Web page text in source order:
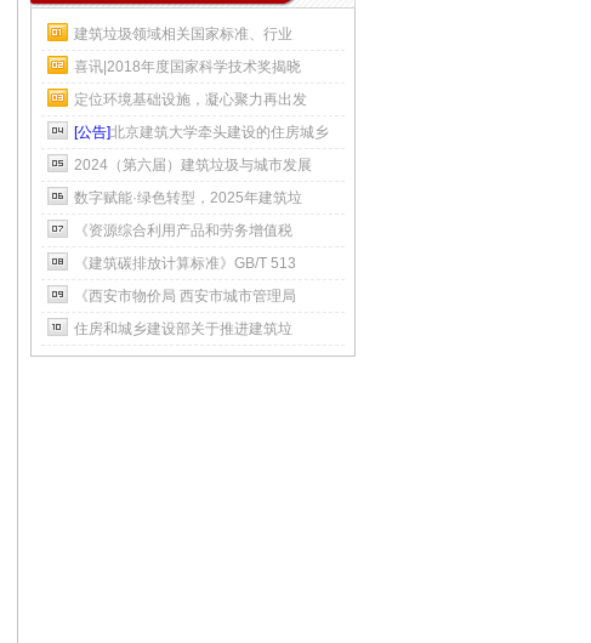
建筑垃圾领域相关国家标准、行业
喜讯|2018年度国家科学技术奖揭晓
定位环境基础设施，凝心聚力再出发
[公告]北京建筑大学牵头建设的住房城乡
2024（第六届）建筑垃圾与城市发展
数字赋能·绿色转型，2025年建筑垃
《资源综合利用产品和劳务增值税
《建筑碳排放计算标准》GB/T 513
《西安市物价局 西安市城市管理局
住房和城乡建设部关于推进建筑垃